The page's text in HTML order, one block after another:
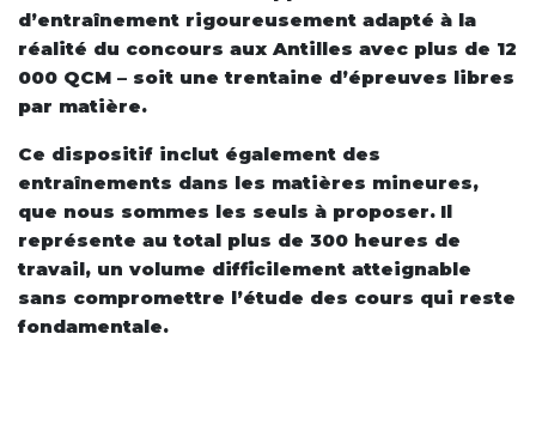
d’entraînement rigoureusement adapté à la
réalité du concours aux Antilles avec plus de 12
000 QCM – soit une trentaine d’épreuves libres
par matière.
Ce dispositif inclut également des
entraînements dans les matières mineures,
que nous sommes les seuls à proposer. Il
représente au total plus de 300 heures de
travail, un volume difficilement atteignable
sans compromettre l’étude des cours qui reste
fondamentale.